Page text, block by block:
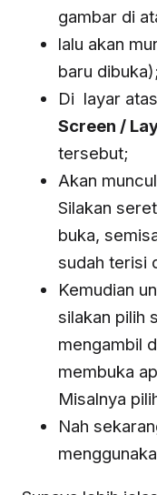
gambar di
lalu akan
baru dibuka);
Di layar
Screen /
tersebut;
Akan
Silakan
buka,
sudah terisi
Kemudian
silakan pilih
mengambil
membuka
Misalnya
Nah